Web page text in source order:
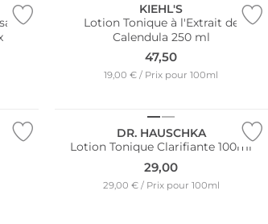
KIEHL'S
Lotion Tonique à l'Extrait de
Calendula 250 ml
47,50
19,00 € / Prix pour 100ml
DR. HAUSCHKA
Lotion Tonique Clarifiante 100ml
29,00
29,00 € / Prix pour 100ml